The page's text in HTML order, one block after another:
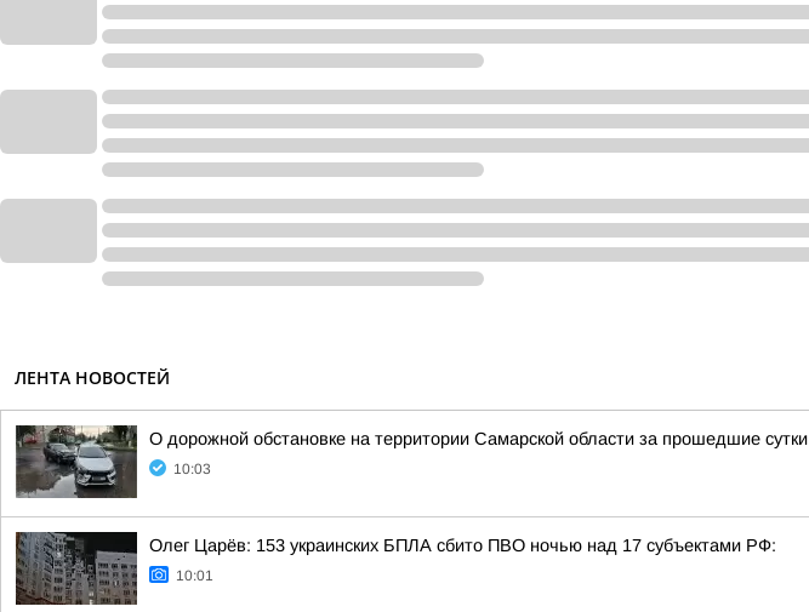
ЛЕНТА НОВОСТЕЙ
О дорожной обстановке на территории Самарской области за прошедшие сутки
10:03
Олег Царёв: 153 украинских БПЛА сбито ПВО ночью над 17 субъектами РФ:
10:01